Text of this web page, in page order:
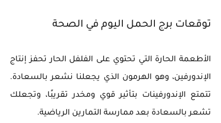
توقعات برج الحمل اليوم في الصحة
​​الأطعمة الحارة التي تحتوي على الفلفل الحار تحفز إنتاج
الإندورفين، وهو الهرمون الذي يجعلنا نشعر بالسعادة.
تتمتع الإندورفينات بتأثير قوي ومخدر تقريبًا، وتجعلك
تشعر بالسعادة بعد ممارسة التمارين الرياضية.